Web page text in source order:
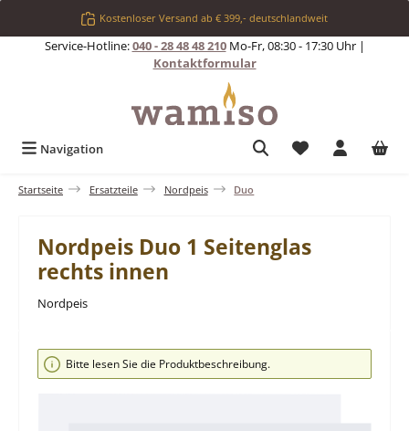
Zum Hauptinhalt springenKostenloser Versand ab € 399,- deutschlandweit
Service-Hotline:040 - 28 48 48 210Mo-Fr, 08:30 - 17:30 Uhr |
Kontaktformular
Navigation Du hast 0
Startseite Ersatzteile Nordpeis Duo
Nordpeis Duo 1 Seitenglas
rechts innen
Nordpeis
Bildergalerie überspringen
Bitte lesen Sie die Produktbeschreibung.